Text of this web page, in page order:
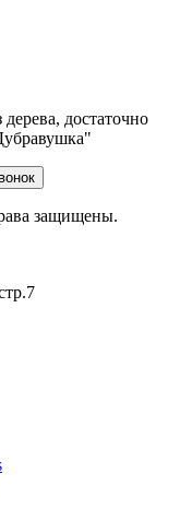
достаточно
защищены.